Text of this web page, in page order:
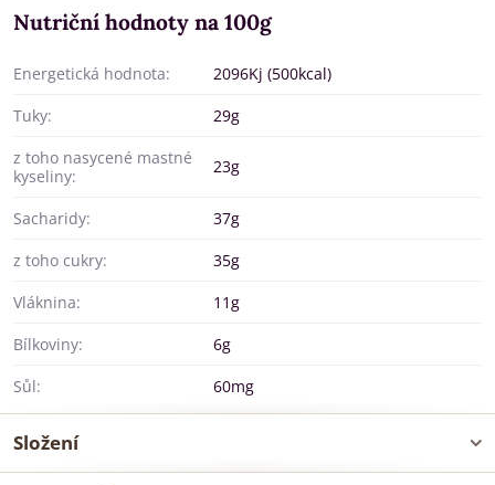
Nutriční hodnoty na 100g
Energetická hodnota:
2096Kj (500kcal)
Tuky:
29g
z toho nasycené mastné
kyseliny:
23g
Sacharidy:
37g
z toho cukry:
35g
Vláknina:
11g
Bílkoviny:
6g
Sůl:
60mg
Složení